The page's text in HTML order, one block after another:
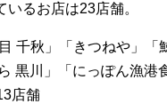
るお店は23店舗。
千秋」「きつねや」「
黒川」「にっぽん漁
店舗